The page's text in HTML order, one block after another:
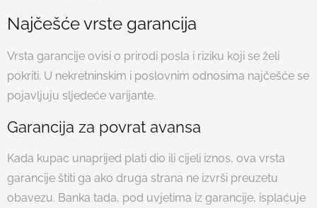
Najčešće vrste garancija
Vrsta garancije ovisi o prirodi posla i riziku koji se želi
pokriti. U nekretninskim i poslovnim odnosima najčešće se
pojavljuju sljedeće varijante.
Garancija za povrat avansa
Kada kupac unaprijed plati dio ili cijeli iznos, ova vrsta
garancije štiti ga ako druga strana ne izvrši preuzetu
obavezu. Banka tada, pod uvjetima iz garancije, isplaćuje